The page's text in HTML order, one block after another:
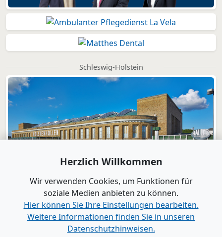
Schleswig-Holstein
Herzlich Willkommen
Wir verwenden Cookies, um Funktionen für
soziale Medien anbieten zu können.
Hier können Sie Ihre Einstellungen bearbeiten.
Weitere Informationen finden Sie in unseren
Datenschutzhinweisen.